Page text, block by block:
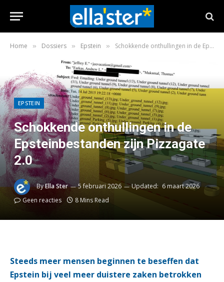
Home » Dossiers » Epstein » Schokkende onthullingen in de Epsteinbestanden zijn Pizzagate 2.0
EPSTEIN
Schokkende onthullingen in de
Epsteinbestanden zijn Pizzagate
2.0
ByElla Ster 5 februari 2026 Updated: 6 maart 2026
Geen reacties
8 Mins Read
Steeds meer mensen beginnen te beseffen dat
Epstein bij veel meer duistere zaken betrokken